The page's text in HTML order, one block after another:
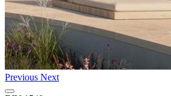
Previous Next